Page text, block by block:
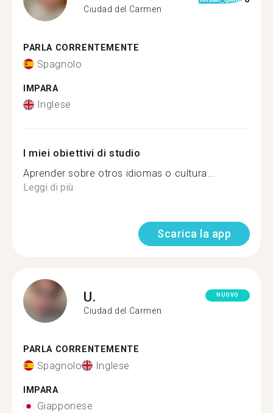
Ciudad del Carmen
PARLA CORRENTEMENTE
Spagnolo
IMPARA
Inglese
I miei obiettivi di studio
Aprender sobre otros idiomas o cultura...
Leggi di più
Scarica la app
U.
Ciudad del Carmen
NUOVO
PARLA CORRENTEMENTE
Spagnolo Inglese
IMPARA
Giapponese